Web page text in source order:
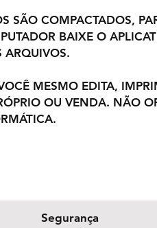
SÃO COMPACTADOS,
BAIXE O
ARQUIVOS.
MESMO EDITA,
OU VENDA. NÃO
Segurança